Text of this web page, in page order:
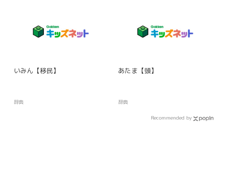
いみん【移民】
辞典
あたま【頭】
辞典
Recommended by